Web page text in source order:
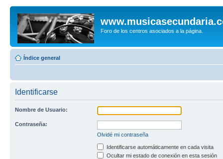
Foro de los centros asociados a la página.
Índice general
Identificarse
Nombre de Usuario:
Contraseña:
Olvidé mi contraseña
Identificarse automáticamente en cada visita
Ocultar mi estado de conexión en esta sesión